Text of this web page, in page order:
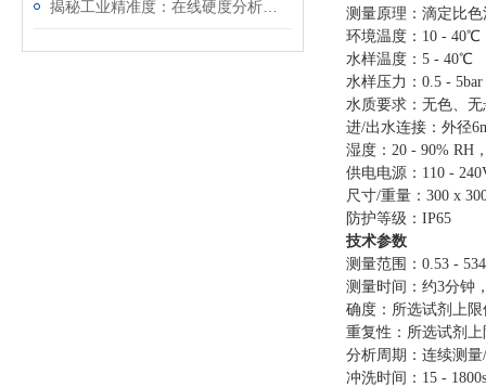
测量原理：滴定比色
环境温度：10 - 40℃
水样温度：5 - 40℃
水样压力：0.5 -
水质要求：无色、无
进/出水连接：外径
湿度：20 - 90% RH
供电电源：110 -
尺寸/重量：300 x
防护等级：IP65
技术参数
测量范围：0.53 -
测量时间：约3分钟
确 度：所选试剂上
重复性：所选试剂
分析周期：连续测
冲洗时间：15 - 1800s